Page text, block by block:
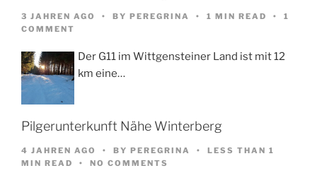
3 JAHREN AGO BY PEREGRINA 1 MIN READ
1
COMMENT
Der G11 im Wittgensteiner Land ist mit 12
km eine…
Pilgerunterkunft Nähe Winterberg
4 JAHREN AGO BY PEREGRINA
LESS THAN 1
MIN READ
NO COMMENTS